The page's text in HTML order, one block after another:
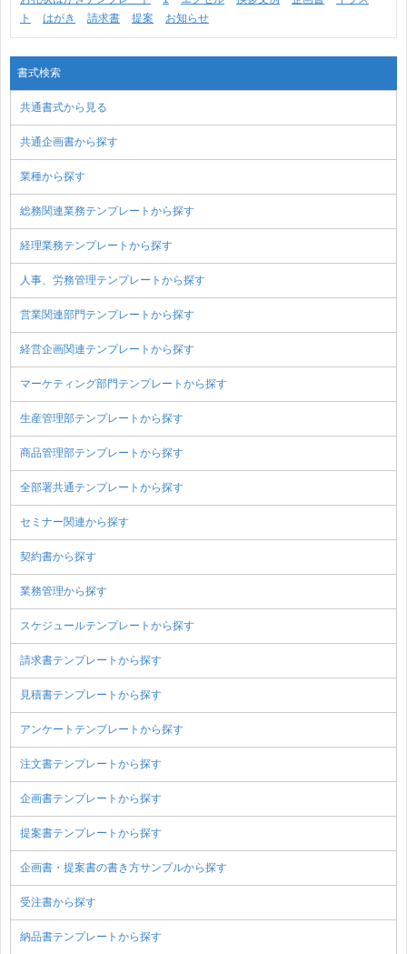
ト
はがき 請求書 提案 お知らせ
書式検索
共通書式から見る
共通企画書から探す
業種から探す
総務関連業務テンプレートから探す
経理業務テンプレートから探す
人事、労務管理テンプレートから探す
営業関連部門テンプレートから探す
経営企画関連テンプレートから探す
マーケティング部門テンプレートから探す
生産管理部テンプレートから探す
商品管理部テンプレートから探す
全部署共通テンプレートから探す
セミナー関連から探す
契約書から探す
業務管理から探す
スケジュールテンプレートから探す
請求書テンプレートから探す
見積書テンプレートから探す
アンケートテンプレートから探す
注文書テンプレートから探す
企画書テンプレートから探す
提案書テンプレートから探す
企画書・提案書の書き方サンプルから探す
受注書から探す
納品書テンプレートから探す